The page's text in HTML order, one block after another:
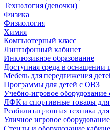
Технология (девочки)
Физика
Физиология
Химия
Компьютерный класс
Лингафонный кабинет
Инклюзивное образование
Доступная среда в оснащении
Мебель для передвижения
Программы для детей с ОВЗ
Учебно-игровое
ЛФК и спортивные товары
Реабилитационная техника
Уличное игровое
Стенды и оборудование